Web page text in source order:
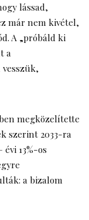
lássad,
már nem kivétel,
A „próbáld ki
a
megközelítette
szerint 2033-ra
13%-os
a bizalom